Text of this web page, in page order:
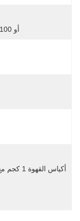
50 أو 100 قطعة/الحزمة، 100~3000 قطعة/الكرتون